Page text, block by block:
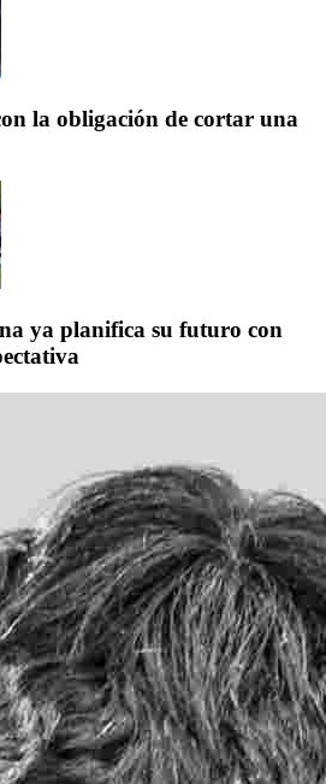
la obligación de cortar una
ya planifica su futuro con